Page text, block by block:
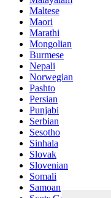
Maltese
Maori
Marathi
Mongolian
Burmese
Nepali
Norwegian
Pashto
Persian
Punjabi
Serbian
Sesotho
Sinhala
Slovak
Slovenian
Somali
Samoan